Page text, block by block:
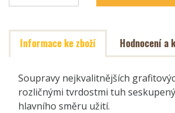
Informace ke zboží Hodnocení a
Soupravy nejkvalitnějších
rozličnými tvrdostmi tuh
hlavního směru užití.